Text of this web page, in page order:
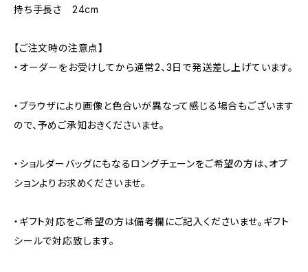
持ち手長さ 24cm
【ご注文時の注意点】
・オーダーをお受けしてから通常2、3日で発送差し上げています。
・ブラウザにより画像と色合いが異なって感じる場合もございます
ので、予めご承知おきくださいませ。
・ショルダーバッグにもなるロングチェーンをご希望の方は、オプ
ションよりお求めくださいませ。
・ギフト対応をご希望の方は備考欄にご記入くださいませ。ギフト
シールで対応致します。